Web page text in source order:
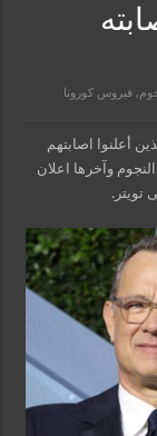
,فيروس كورونا
أعلنوا اصابتهم
النجوم وآخرها اعلان
تويتر.